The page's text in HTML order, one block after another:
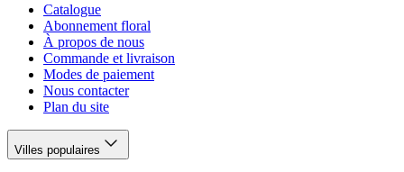
Catalogue
Abonnement floral
À propos de nous
Commande et livraison
Modes de paiement
Nous contacter
Plan du site
Villes populaires